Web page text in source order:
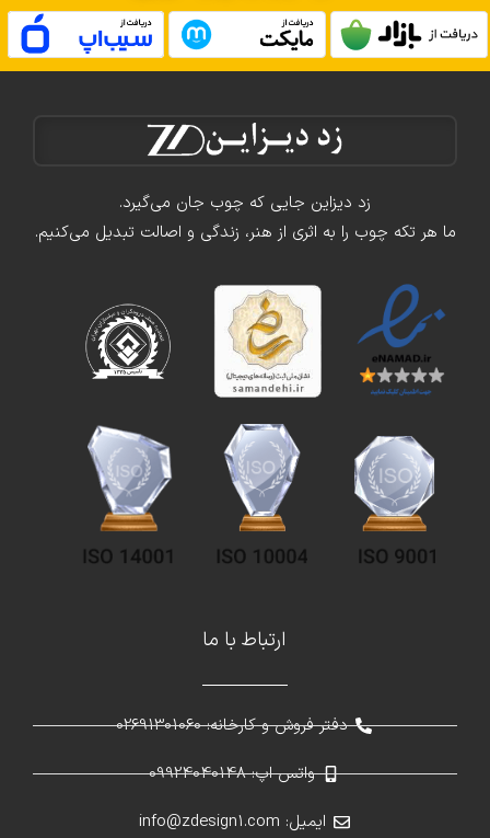
زد دیزاین جایی که چوب جان می‌گیرد.
ما هر تکه چوب را به اثری از هنر، زندگی و اصالت تبدیل می‌کنیم.
ارتباط با ما
دفتر فروش و کارخانه: 02691301060
واتس اپ: 09924040148
ایمیل: info@zdesign1.com